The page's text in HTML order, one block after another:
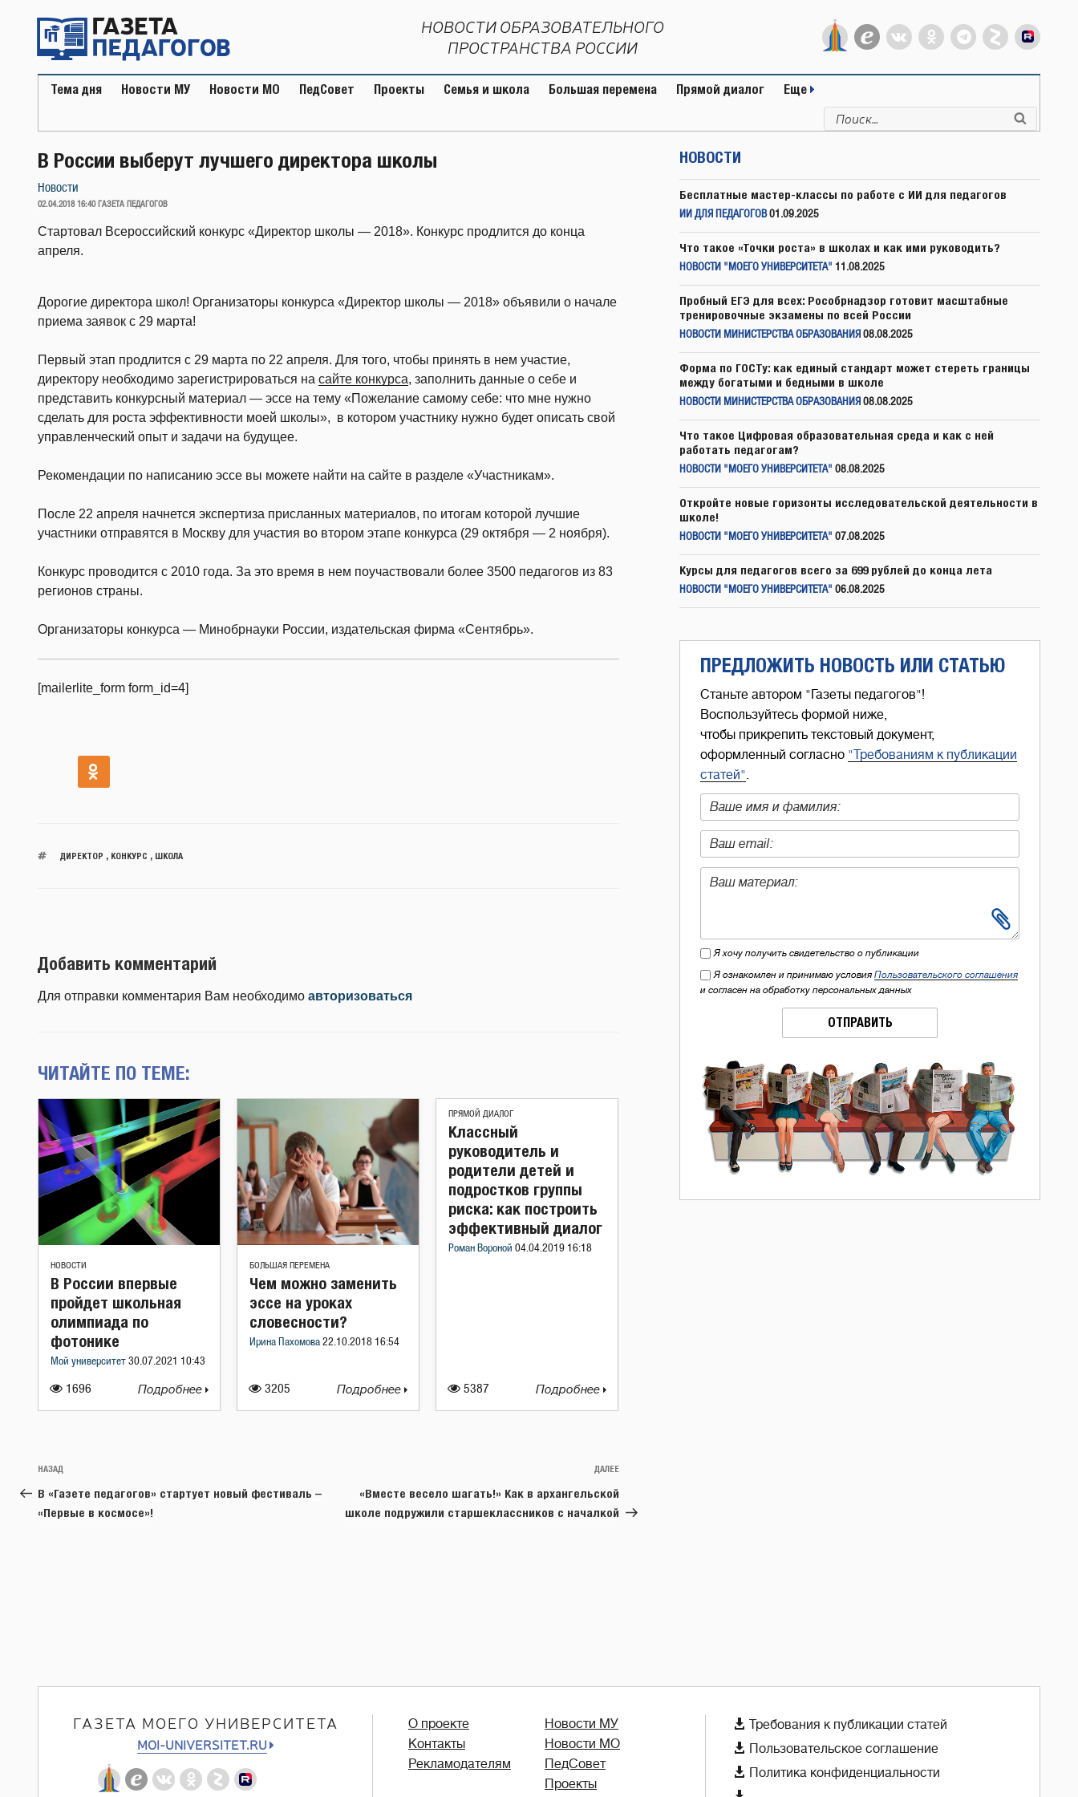
содержимому
НОВОСТИ ОБРАЗОВАТЕЛЬНОГО
ПРОСТРАНСТВА РОССИИ
Тема дня Новости МУ Новости МО ПедСовет Проекты Семья и школа Большая перемена Прямой диалог Еще
Искать:
В России выберут лучшего директора школы
Новости
ОПУБЛИКОВАНО
02.04.2018 16:40 ГАЗЕТА ПЕДАГОГОВ
Стартовал Всероссийский конкурс «Директор школы — 2018». Конкурс продлится до конца
апреля.
Дорогие директора школ! Организаторы конкурса «Директор школы — 2018» объявили о начале
приема заявок с 29 марта!
Первый этап продлится с 29 марта по 22 апреля. Для того, чтобы принять в нем участие,
директору необходимо зарегистрироваться на сайте конкурса, заполнить данные о себе и
представить конкурсный материал — эссе на тему «Пожелание самому себе: что мне нужно
сделать для роста эффективности моей школы», в котором участнику нужно будет описать свой
управленческий опыт и задачи на будущее.
Рекомендации по написанию эссе вы можете найти на сайте в разделе «Участникам».
После 22 апреля начнется экспертиза присланных материалов, по итогам которой лучшие
участники отправятся в Москву для участия во втором этапе конкурса (29 октября — 2 ноября).
Конкурс проводится с 2010 года. За это время в нем поучаствовали более 3500 педагогов из 83
регионов страны.
Организаторы конкурса — Минобрнауки России, издательская фирма «Сентябрь».
[mailerlite_form form_id=4]
ДИРЕКТОР КОНКУРС ШКОЛА
Добавить комментарий
Для отправки комментария Вам необходимо авторизоваться
ЧИТАЙТЕ ПО ТЕМЕ:
НОВОСТИ
1696
В России впервые
пройдет школьная
олимпиада по
фотонике
Мой университет 30.07.2021 10:43
Подробнее
БОЛЬШАЯ ПЕРЕМЕНА
3205
Чем можно заменить
эссе на уроках
словесности?
Ирина Пахомова 22.10.2018 16:54
Подробнее
ПРЯМОЙ ДИАЛОГ
5387
Классный
руководитель и
родители детей и
подростков группы
риска: как построить
эффективный диалог
Роман Вороной 04.04.2019 16:18
Подробнее
Навигация
по
записям
Предыдущая
запись:
НАЗАД
В «Газете педагогов» стартует новый фестиваль –
«Первые в космосе»!
Следующая
ДАЛЕЕ
«Вместе весело шагать!» Как в архангельской
школе подружили старшеклассников с началкой
НОВОСТИ
Бесплатные мастер-классы по работе с ИИ для педагогов
ИИ ДЛЯ ПЕДАГОГОВ 01.09.2025
Что такое «Точки роста» в школах и как ими руководить?
НОВОСТИ "МОЕГО УНИВЕРСИТЕТА" 11.08.2025
Пробный ЕГЭ для всех: Рособрнадзор готовит масштабные
тренировочные экзамены по всей России
НОВОСТИ МИНИСТЕРСТВА ОБРАЗОВАНИЯ 08.08.2025
Форма по ГОСТу: как единый стандарт может стереть границы
между богатыми и бедными в школе
НОВОСТИ МИНИСТЕРСТВА ОБРАЗОВАНИЯ 08.08.2025
Что такое Цифровая образовательная среда и как с ней
работать педагогам?
НОВОСТИ "МОЕГО УНИВЕРСИТЕТА" 08.08.2025
Откройте новые горизонты исследовательской деятельности в
школе!
НОВОСТИ "МОЕГО УНИВЕРСИТЕТА" 07.08.2025
Курсы для педагогов всего за 699 рублей до конца лета
НОВОСТИ "МОЕГО УНИВЕРСИТЕТА" 06.08.2025
ПРЕДЛОЖИТЬ НОВОСТЬ ИЛИ СТАТЬЮ
Станьте автором "Газеты педагогов"!
Воспользуйтесь формой ниже,
чтобы прикрепить текстовый документ,
оформленный согласно "Требованиям к публикации
статей".
Я хочу получить свидетельство о публикации
Я ознакомлен и принимаю условия Пользовательского соглашения
и согласен на обработку персональных данных
ОТПРАВИТЬ
ГАЗЕТА МОЕГО УНИВЕРСИТЕТА
MOI-UNIVERSITET.RU
О проекте
Контакты
Рекламодателям
Новости МУ
Новости МО
ПедСовет
Проекты
 Требования к публикации статей
 Пользовательское соглашение
 Политика конфиденциальности